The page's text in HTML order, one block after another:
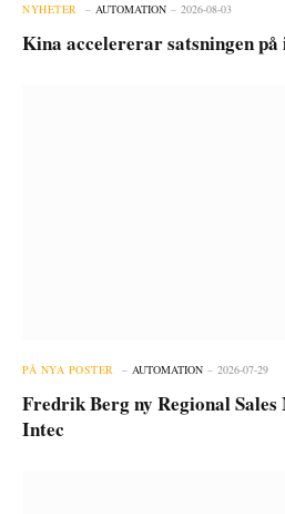
NYHETER AUTOMATION 2026-08-03
Kina accelererar satsningen
PÅ NYA POSTER AUTOMATION 2026-07-29
Fredrik Berg ny Regional
Intec